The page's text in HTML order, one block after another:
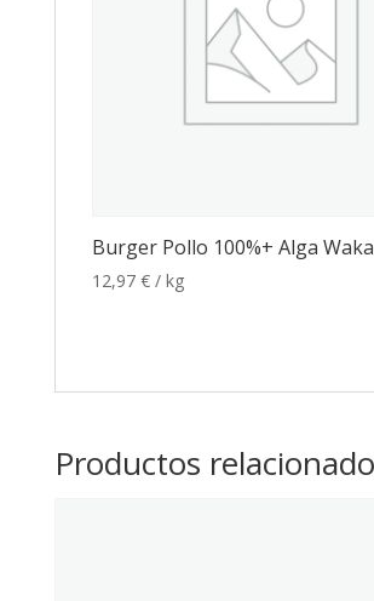
Burger Pollo 100%+ Alga
12,97 € / kg
Productos